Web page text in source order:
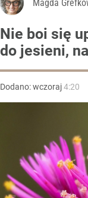
Magda
Nie boi się
do jesieni,
Dodano:wczoraj4:20